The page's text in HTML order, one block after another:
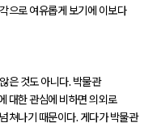
으로 여유롭게 보기에 이보다
은 것도 아니다. 박물관
대한 관심에 비하면 의외로
쳐나기 때문이다. 게다가 박물관